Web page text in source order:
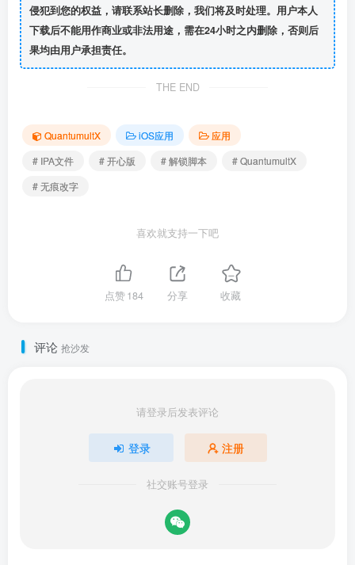
侵犯到您的权益，请联系站长删除，我们将及时处理。用户本人
下载后不能用作商业或非法用途，需在24小时之内删除，否则后
果均由用户承担责任。
THE END
QuantumultX iOS应用
应用
# IPA文件
# 开心版 # 解锁脚本
# QuantumultX
# 无痕改字
喜欢就支持一下吧
点赞184 分享 收藏
评论 抢沙发
请登录后发表评论
登录 注册
社交账号登录